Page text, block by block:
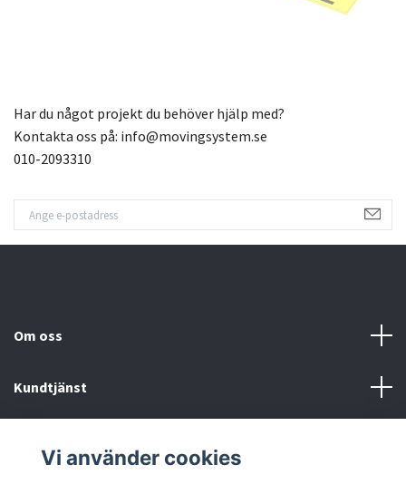
Har du något projekt du behöver hjälp med?
Kontakta oss på: info@movingsystem.se
010-2093310
Om oss
Kundtjänst
Vi använder cookies